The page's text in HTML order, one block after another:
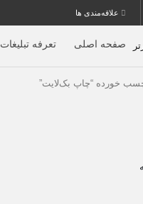
علاقه‌مندی ها
صفحه اصلی تعرفه تبلیغات
خورده “چاپ بک‌لایت”